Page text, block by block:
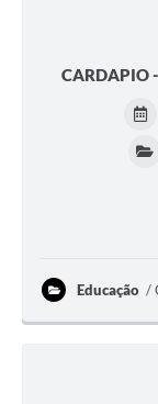
CARDAPIO
Educação